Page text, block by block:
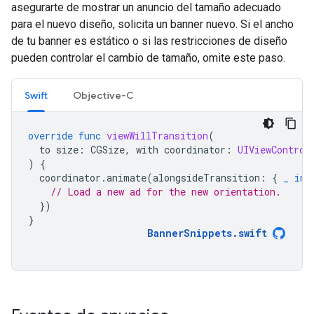
asegurarte de mostrar un anuncio del tamaño adecuado
para el nuevo diseño, solicita un banner nuevo. Si el ancho
de tu banner es estático o si las restricciones de diseño
pueden controlar el cambio de tamaño, omite este paso.
Swift Objective-C
override func viewWillTransition(
to size : CGSize, with coordinator :
)
{
coordinator .animate(alongsideTransition : {
in
// Load a new ad for the new orientation.
})
}
BannerSnippets.swift